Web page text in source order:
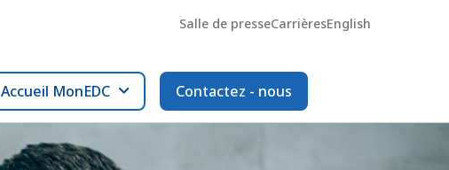
Salle de presseCarrièresEnglish
Accueil MonEDC Contactez - nous